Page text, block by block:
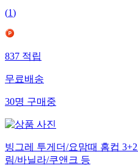
(1)
837적립
무료배송
30명구매중
빙그레 투게더/요맘때 홈컵
림/바닐라/쿠앤크 등